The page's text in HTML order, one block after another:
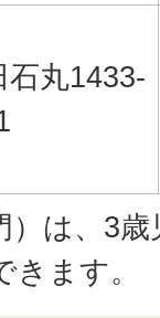
石丸1433-
は、3
ます。